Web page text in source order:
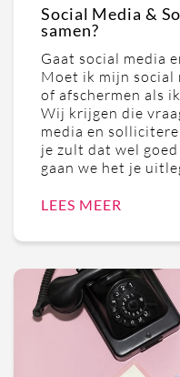
Social Media &
samen?
Gaat social media
Moet ik mijn social
of afschermen als
Wij krijgen die
media en
je zult dat wel
gaan we het je
LEES MEER